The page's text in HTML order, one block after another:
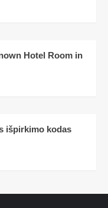
Hotel Room in
išpirkimo kodas